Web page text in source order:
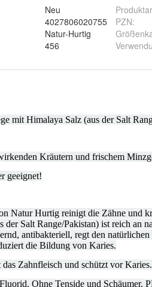
Neu
4027806020755
Natur-Hurtig
456
PZN: